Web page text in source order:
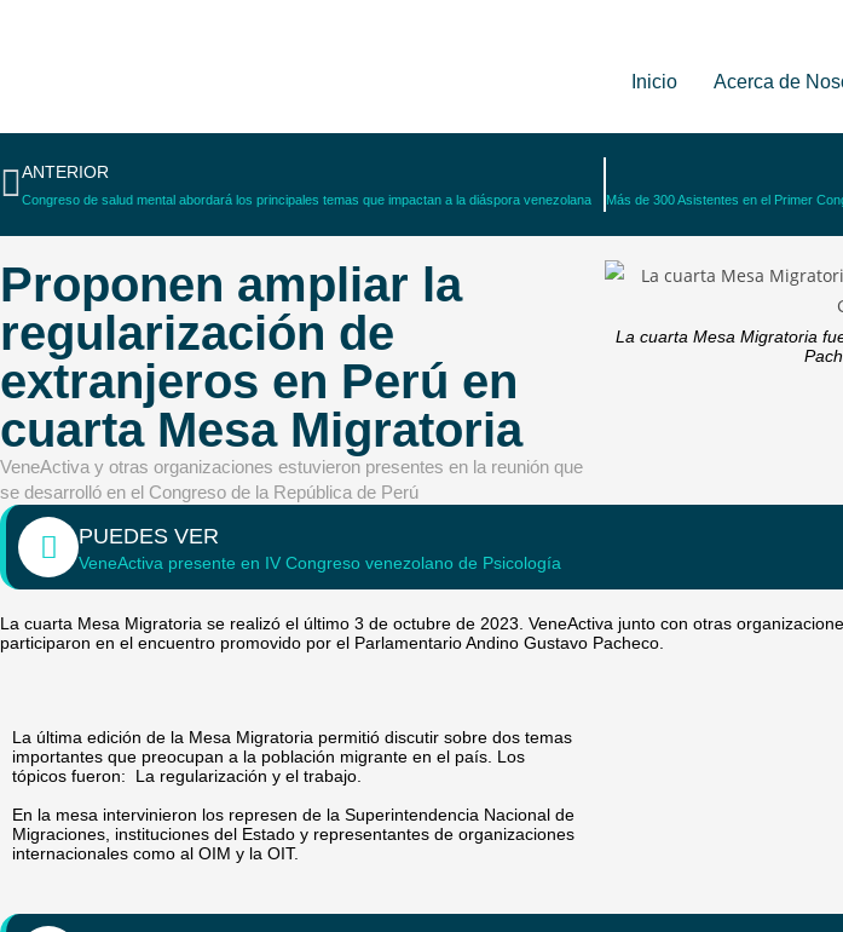
Inicio Acerca de
ANTERIOR
Congreso de salud mental abordará los principales temas que impactan a la diáspora venezolana
Proponen ampliar la
regularización de
extranjeros en Perú en
cuarta Mesa Migratoria
VeneActiva y otras organizaciones estuvieron presentes en la reunión que
se desarrolló en el Congreso de la República de Perú
La cuarta Mesa Migratoria
PUEDES VER
VeneActiva presente en IV Congreso venezolano de Psicología
La cuarta Mesa Migratoria se realizó el último 3 de octubre de 2023. VeneActiva junto con otras
participaron en el encuentro promovido por el Parlamentario Andino Gustavo Pacheco.
La última edición de la Mesa Migratoria permitió discutir sobre dos temas
importantes que preocupan a la población migrante en el país. Los
tópicos fueron: La regularización y el trabajo.
En la mesa intervinieron los represen de la Superintendencia Nacional de
Migraciones, instituciones del Estado y representantes de organizaciones
internacionales como al OIM y la OIT.